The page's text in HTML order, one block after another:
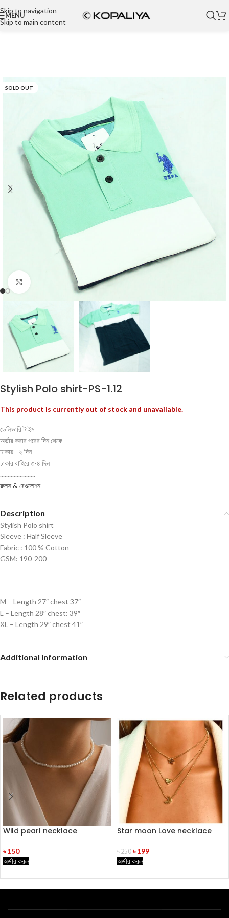
Skip to navigation
Skip to main content
MENU
SOLD OUT
Click to enlarge
Stylish Polo shirt-PS-1.12
This product is currently out of stock and unavailable.
ডেলিভারি টাইম
অর্ডার করার পরের দিন থেকে
ঢাকায় - ২ দিন
ঢাকার বাহিরে ৩-৪ দিন
.......................
রুলস & রেগুলেশন
Description
Stylish Polo shirt
Sleeve : Half Sleeve
Fabric : 100 % Cotton
GSM: 190-200
M – Length 27″ chest 37″
L – Length 28″ chest: 39″
XL – Length 29″ chest 41″
Additional information
Related products
Wild pearl necklace
৳150
অর্ডার করুন
Star moon Love necklace
৳250 ৳199
অর্ডার করুন